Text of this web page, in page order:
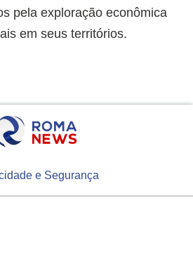
pela exploração econômica
em seus territórios.
e Segurança